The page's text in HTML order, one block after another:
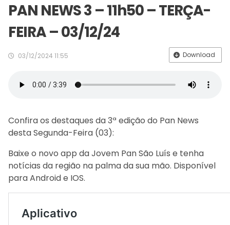
PAN NEWS 3 – 11h50 – TERÇA-
FEIRA – 03/12/24
03/12/2024 11:55 Download
Confira os destaques da 3ª edição do Pan News
desta Segunda-Feira (03):
Baixe o novo app da Jovem Pan São Luís e tenha
notícias da região na palma da sua mão. Disponível
para Android e IOS.